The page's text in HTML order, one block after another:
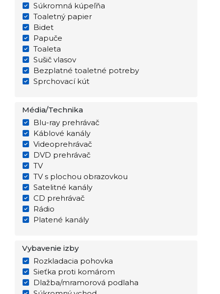
Súkromná kúpeľňa
Toaletný papier
Bidet
Papuče
Toaleta
Sušič vlasov
Bezplatné toaletné potreby
Sprchovací kút
Média/Technika
Blu-ray prehrávač
Káblové kanály
Videoprehrávač
DVD prehrávač
TV
TV s plochou obrazovkou
Satelitné kanály
CD prehrávač
Rádio
Platené kanály
Vybavenie izby
Rozkladacia pohovka
Sieťka proti komárom
Dlažba/mramorová podlaha